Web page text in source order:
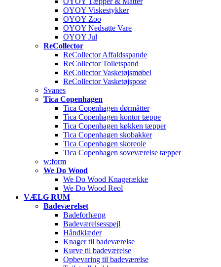
OYOY Viskestykker
OYOY Zoo
OYOY Nedsatte Vare
OYOY Jul
ReCollector
ReCollector Affaldsspande
ReCollector Toiletspand
ReCollector Vasketøjsmøbel
ReCollector Vasketøjspose
Svanes
Tica Copenhagen
Tica Copenhagen dørmåtter
Tica Copenhagen kontor tæppe
Tica Copenhagen køkken tæpper
Tica Copenhagen skobakker
Tica Copenhagen skoreole
Tica Copenhagen soveværelse tæpper
w:form
We Do Wood
We Do Wood Knagerække
We Do Wood Reol
VÆLG RUM
Badeværelset
Badeforhæng
Badeværelsesspejl
Håndklæder
Knager til badeværelse
Kurve til badeværelse
Opbevaring til badeværelse